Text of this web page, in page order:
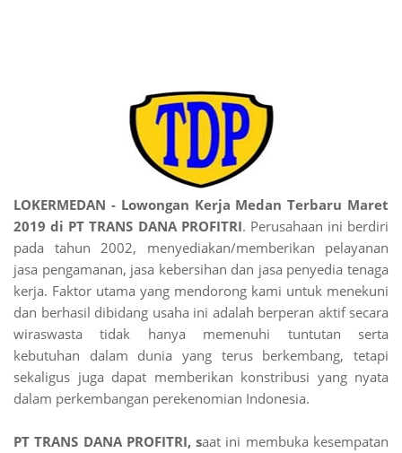
LOKERMEDAN - Lowongan Kerja Medan Terbaru Maret
2019 di PT TRANS DANA PROFITRI. Perusahaan ini berdiri
pada tahun 2002, menyediakan/memberikan pelayanan
jasa pengamanan, jasa kebersihan dan jasa penyedia tenaga
kerja. Faktor utama yang mendorong kami untuk menekuni
dan berhasil dibidang usaha ini adalah berperan aktif secara
wiraswasta tidak hanya memenuhi tuntutan serta
kebutuhan dalam dunia yang terus berkembang, tetapi
sekaligus juga dapat memberikan konstribusi yang nyata
dalam perkembangan perekenomian Indonesia.
PT TRANS DANA PROFITRI, saat ini membuka kesempatan